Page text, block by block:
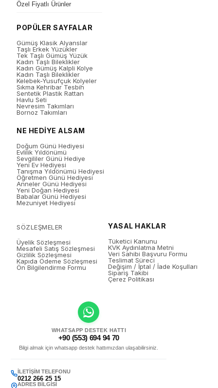
Özel Fiyatlı Ürünler
POPÜLER SAYFALAR
Gümüş Klasik Alyanslar
Taşlı Erkek Yüzükler
Tek Taşlı Gümüş Yüzük
Kadın Taşlı Bileklikler
Kadın Gümüş Kalpli Kolye
Kadın Taşlı Bileklikler
Kelebek-Yusufçuk Kolyeler
Sıkma Kehribar Tesbih
Sentetik Plastik Rattan
Havlu Seti
Nevresim Takımları
Bornoz Takımları
NE HEDİYE ALSAM
Doğum Günü Hediyesi
Evlilik Yıldönümü
Sevgililer Günü Hediye
Yeni Ev Hediyesi
Tanışma Yıldönümü Hediyesi
Öğretmen Günü Hediyesi
Anneler Günü Hediyesi
Yeni Doğan Hediyesi
Babalar Günü Hediyesi
Mezuniyet Hediyesi
SÖZLEŞMELER
Üyelik Sözleşmesi
Mesafeli Satış Sözleşmesi
Gizlilik Sözleşmesi
Kapıda Ödeme Sözleşmesi
Ön Bilgilendirme Formu
YASAL HAKLAR
Tüketici Kanunu
KVK Aydınlatma Metni
Veri Sahibi Başvuru Formu
Teslimat Süreci
Değişim / İptal / İade Koşulları
Sipariş Takibi
Çerez Politikası
WHATSAPP DESTEK HATTI
+90 (553) 694 94 70
Bilgi almak için whatsapp destek hattımızdan ulaşabilirsiniz.
İLETIŞIM TELEFONU
0212 266 25 15
ADRES BILGISI